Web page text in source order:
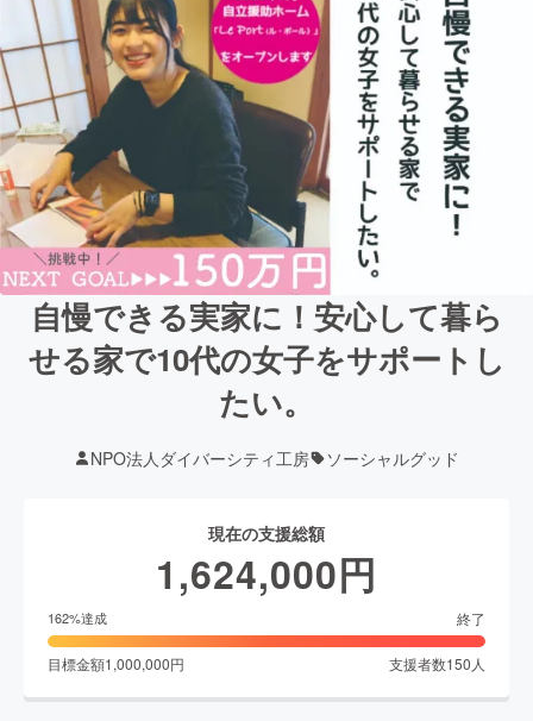
自慢できる実家に！安心して暮ら
せる家で10代の女子をサポートし
たい。
NPO法人ダイバーシティ工房 ソーシャルグッド
現在の支援総額
1,624,000円
162%達成 終了
目標金額1,000,000円 支援者数150 人